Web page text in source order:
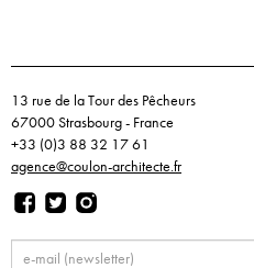
13 rue de la Tour des Pêcheurs
67000 Strasbourg - France
+33 (0)3 88 32 17 61
agence@coulon-architecte.fr